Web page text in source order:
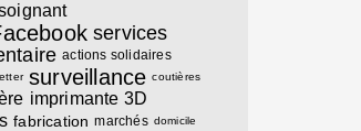
services
actions solidaires
surveillance coutières
imprimante 3D
fabrication marchés domicile